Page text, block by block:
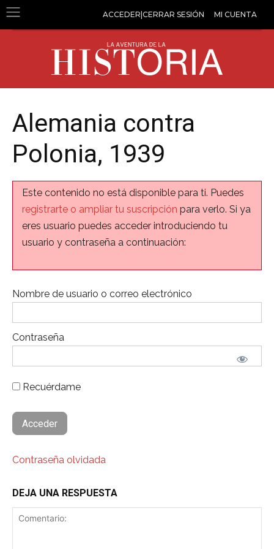
ACCEDER|CERRAR SESIÓN MI CUENTA
Alemania contra
Polonia, 1939
Este contenido no está disponible para ti. Puedes
registrarte o ampliar tu suscripción para verlo. Si ya
eres usuario puedes acceder introduciendo tu
usuario y contraseña a continuación:
Nombre de usuario o correo electrónico
Contraseña
Recuérdame
Contraseña olvidada
DEJA UNA RESPUESTA